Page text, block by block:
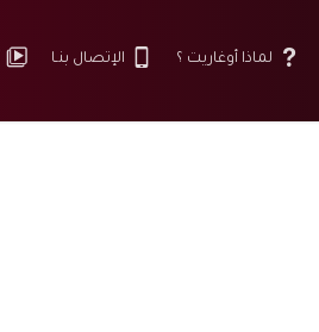
لماذا أوغاريت ؟ الإتصال بنـا